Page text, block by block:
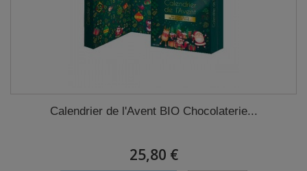
Calendrier de l'Avent BIO Chocolaterie...
25,80 €